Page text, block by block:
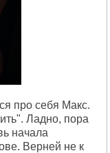
про себя Макс.
Ладно, пора
начала
Верней не к